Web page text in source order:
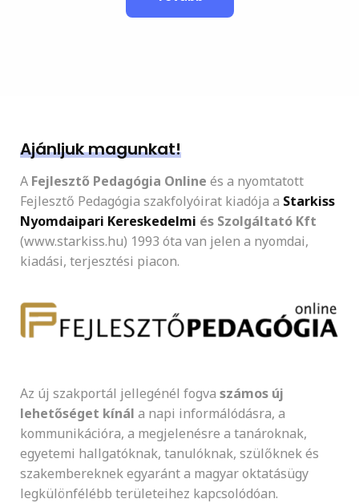
Ajánljuk magunkat!
A Fejlesztő Pedagógia Online és a nyomtatott
Fejlesztő Pedagógia szakfolyóirat kiadója a Starkiss
Nyomdaipari Kereskedelmi és Szolgáltató Kft
(www.starkiss.hu) 1993 óta van jelen a nyomdai,
kiadási, terjesztési piacon.
Az új szakportál jellegénél fogva számos új
lehetőséget kínál a napi informálódásra, a
kommunikációra, a megjelenésre a tanároknak,
egyetemi hallgatóknak, tanulóknak, szülőknek és
szakembereknek egyaránt a magyar oktatásügy
legkülönfélébb területeihez kapcsolódóan.